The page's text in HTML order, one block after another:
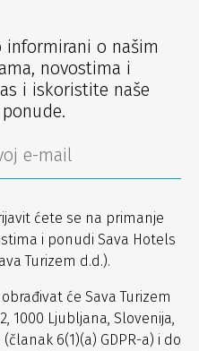
informirani o našim
novostima i
i iskoristite naše
ćete se na primanje
i ponudi Sava Hotels
Turizem d.d.).
će Sava Turizem
1000 Ljubljana, Slovenija,
6(1)(a) GDPR-a) i do